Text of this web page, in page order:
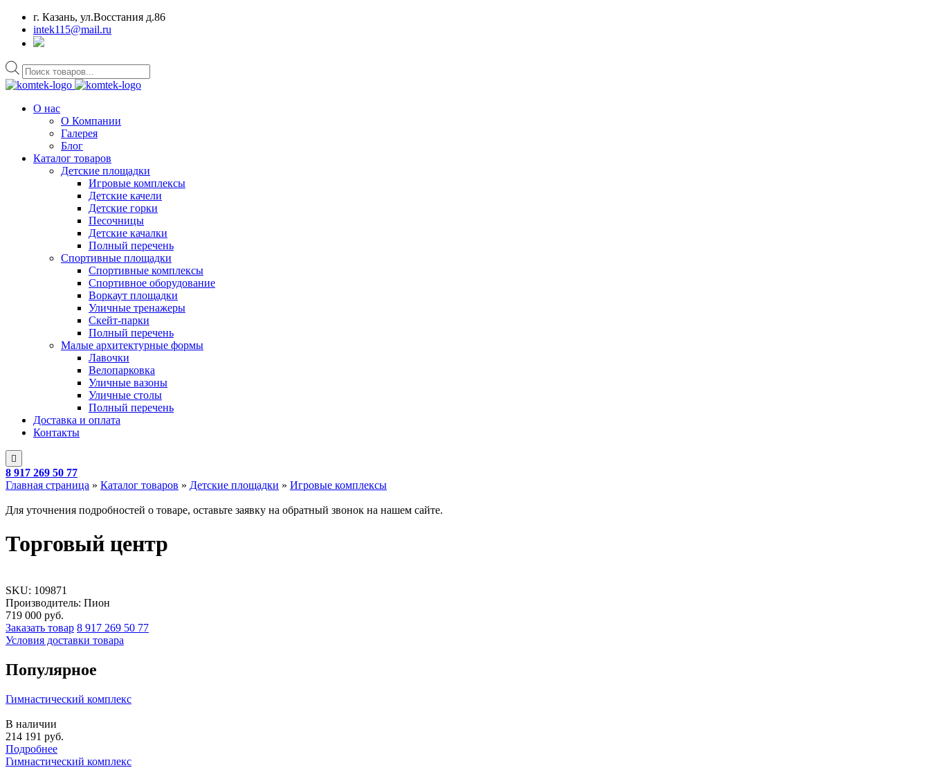
г. Казань, ул.Восстания д.86
intek115@mail.ru
Поиск
товаров
О нас
О Компании
Галерея
Блог
Каталог товаров
Детские площадки
Игровые комплексы
Детские качели
Детские горки
Песочницы
Детские качалки
Полный перечень
Спортивные площадки
Спортивные комплексы
Спортивное оборудование
Воркаут площадки
Уличные тренажеры
Скейт-парки
Полный перечень
Малые архитектурные формы
Лавочки
Велопарковка
Уличные вазоны
Уличные столы
Полный перечень
Доставка и оплата
Контакты
8 917 269 50 77
Главная страница » Каталог товаров » Детские площадки » Игровые комплексы
Для уточнения подробностей о товаре, оставьте заявку на обратный звонок на нашем сайте.
Торговый центр
SKU: 109871
Производитель: Пион
719 000 руб.
Заказать товар 8 917 269 50 77
Условия доставки товара
Популярное
Гимнастический комплекс
В наличии
214 191 руб.
Подробнее
Гимнастический комплекс